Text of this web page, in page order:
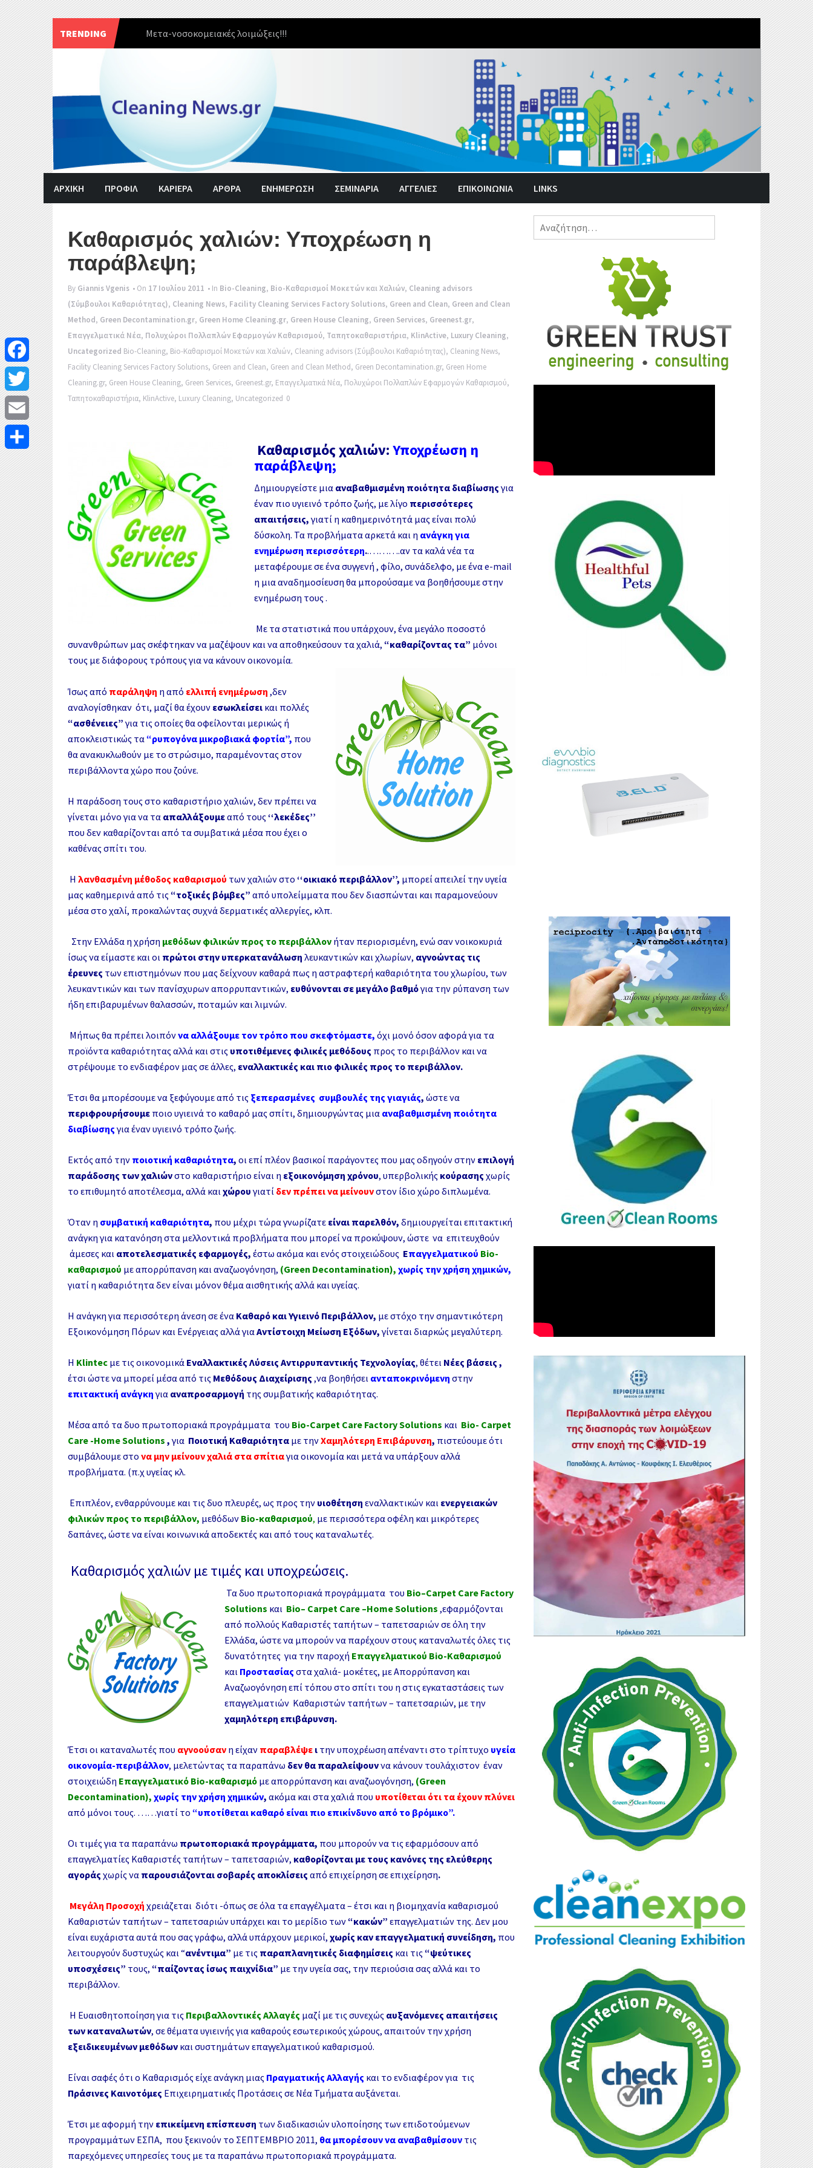
TRENDING
Πρωτοφανές κύμα έξαρσης του κορονοϊού στην ‘’μεταπανδημική’’ εποχή.
Skip
to
content
ΑΡΧΙΚΗ ΠΡΟΦΙΛ ΚΑΡΙΕΡΑ ΑΡΘΡΑ ΕΝΗΜΈΡΩΣΗ ΣΕΜΙΝΑΡΙΑ ΑΓΓΕΛΊΕΣ ΕΠΙΚΟΙΝΩΝΙΑ LINKS
Καθαρισμός χαλιών: Υποχρέωση η
παράβλεψη;
By Giannis Vgenis • On 17 Ιουλίου 2011 • In Bio-Cleaning, Bio-Καθαρισμοί Μοκετών και Χαλιών, Cleaning advisors
(Σύμβουλοι Καθαριότητας), Cleaning News, Facility Cleaning Services Factory Solutions, Green and Clean, Green and Clean
Method, Green Decontamination.gr, Green Home Cleaning.gr, Green House Cleaning, Green Services, Greenest.gr,
Επαγγελματικά Νέα, Πολυχώροι Πολλαπλών Εφαρμογών Καθαρισμού, Ταπητοκαθαριστήρια, KlinActive, Luxury Cleaning,
Uncategorized Bio-Cleaning, Bio-Καθαρισμοί Μοκετών και Χαλιών, Cleaning advisors (Σύμβουλοι Καθαριότητας), Cleaning News,
Facility Cleaning Services Factory Solutions, Green and Clean, Green and Clean Method, Green Decontamination.gr, Green Home
Cleaning.gr, Green House Cleaning, Green Services, Greenest.gr, Επαγγελματικά Νέα, Πολυχώροι Πολλαπλών Εφαρμογών Καθαρισμού,
Ταπητοκαθαριστήρια, KlinActive, Luxury Cleaning, Uncategorized 0
Καθαρισμός χαλιών:Υποχρέωση η
παράβλεψη;
Δημιουργείστε μια αναβαθμισμένη ποιότητα διαβίωσηςγια
έναν πιο υγιεινό τρόπο ζωής, με λίγο περισσότερες
απαιτήσεις,γιατί η καθημερινότητά μας είναι πολύ
δύσκολη. Τα προβλήματα αρκετά και η ανάγκη για
ενημέρωση περισσότερη..……….αν τα καλά νέα τα
μεταφέρουμε σε ένα συγγενή , φίλο, συνάδελφο, με ένα e-mail
η μια αναδημοσίευση θα μπορούσαμε να βοηθήσουμε στην
ενημέρωση τους .
Με τα στατιστικά που υπάρχουν, ένα μεγάλο ποσοστό
συνανθρώπων μας σκέφτηκαν να μαζέψουν και να αποθηκεύσουν τα χαλιά, “καθαρίζοντας τα” μόνοι
τους με διάφορους τρόπους για να κάνουν οικονομία.
Ίσως από παράληψη η από ελλιπή ενημέρωση ,δεν
αναλογίσθηκαν ότι, μαζί θα έχουν εσωκλείσει και πολλές
“ασθένειες”για τις οποίες θα οφείλονται μερικώς ή
αποκλειστικώς τα“ρυπογόνα μικροβιακά φορτία”, που
θα ανακυκλωθούν με το στρώσιμο, παραμένοντας στον
περιβάλλοντα χώρο που ζούνε.
Η παράδοση τους στο καθαριστήριο χαλιών, δεν πρέπει να
γίνεται μόνο για να τα απαλλάξουμεαπό τους‘‘λεκέδες’’
που δεν καθαρίζονται από τα συμβατικά μέσα που έχει ο
καθένας σπίτι του.
Η λανθασμένη μέθοδος καθαρισμού των χαλιών στο ‘‘οικιακό περιβάλλον’’, μπορεί απειλεί την υγεία
μας καθημερινά από τις“τοξικές βόμβες” από υπολείμματα που δεν διασπώνται και παραμονεύουν
μέσα στο χαλί, προκαλώντας συχνά δερματικές αλλεργίες, κλπ.
Στην Ελλάδα η χρήση μεθόδων φιλικών προς το περιβάλλον ήταν περιορισμένη, ενώ σαν νοικοκυριά
ίσως να είμαστε και οι πρώτοι στην υπερκατανάλωση λευκαντικών και χλωρίων, αγνοώντας τις
έρευνες των επιστημόνων που μας δείχνουν καθαρά πως η αστραφτερή καθαριότητα του χλωρίου, των
λευκαντικών και των πανίσχυρων απορρυπαντικών, ευθύνονται σε μεγάλο βαθμόγια την ρύπανση των
ήδη επιβαρυμένων θαλασσών, ποταμών και λιμνών.
Μήπως θα πρέπει λοιπόννα αλλάξουμε τον τρόπο που σκεφτόμαστε, όχι μονό όσον αφορά για τα
προϊόντα καθαριότητας αλλά και στις υποτιθέμενες φιλικές μεθόδους προς το περιβάλλον και να
στρέψουμε το ενδιαφέρον μας σε άλλες, εναλλακτικές και πιο φιλικές προς το περιβάλλον.
Έτσι θα μπορέσουμε να ξεφύγουμε από τις ξεπερασμένες συμβουλές της γιαγιάς, ώστε να
περιφρουρήσουμε ποιο υγιεινά το καθαρό μας σπίτι, δημιουργώντας μια αναβαθμισμένη ποιότητα
διαβίωσηςγια έναν υγιεινό τρόπο ζωής.
Εκτός από την ποιοτική καθαριότητα, οι επί πλέον βασικοί παράγοντες που μας οδηγούν στην επιλογή
παράδοσης των χαλιώνστο καθαριστήριο είναι η εξοικονόμηση χρόνου, υπερβολικήςκούρασης χωρίς
το επιθυμητό αποτέλεσμα, αλλά καιχώρουγιατί δεν πρέπει να μείνουνστον ίδιο χώρο διπλωμένα.
Όταν η συμβατική καθαριότητα, που μέχρι τώρα γνωρίζατε είναι παρελθόν, δημιουργείται επιτακτική
ανάγκη για κατανόηση στα μελλοντικά προβλήματα που μπορεί να προκύψουν, ώστε να επιτευχθούν
άμεσες και αποτελεσματικές εφαρμογές, έστω ακόμα και ενός στοιχειώδους Επαγγελματικού Βio-
καθαρισμού με απορρύπανση και αναζωογόνηση, (Green Decontamination), χωρίς την χρήση χημικών,
γιατί η καθαριότητα δεν είναι μόνον θέμα αισθητικής αλλά και υγείας.
Η ανάγκη για περισσότερη άνεση σε ένα Καθαρό και Υγιεινό Περιβάλλον, με στόχο την σημαντικότερη
Εξοικονόμηση Πόρων και Ενέργειας αλλά γιαΑντίστοιχη Μείωση Εξόδων,γίνεται διαρκώς μεγαλύτερη.
Η Klintec με τις οικονομικά Εναλλακτικές Λύσεις Αντιρρυπαντικής Τεχνολογίας, θέτει Νέες βάσεις ,
έτσι ώστε να μπορεί μέσα από τις Μεθόδους Διαχείρισης ,να βοηθήσει ανταποκρινόμενη στην
επιτακτική ανάγκηγια αναπροσαρμογή της συμβατικής καθαριότητας.
Μέσα από τα δυο πρωτοποριακά προγράμματα του Bio-Carpet Care Factory Solutions και Bio- Carpet
Care -Home Solutions ,για Ποιοτική Καθαριότητα με τηνΧαμηλότερη Επιβάρυνση, πιστεύουμε ότι
συμβάλουμε στο να μην μείνουν χαλιά στα σπίτιαγια οικονομία και μετά να υπάρξουν αλλά
προβλήματα. (π.χ υγείας κλ.
Επιπλέον, ενθαρρύνουμε και τις δυο πλευρές, ως προς την υιοθέτηση εναλλακτικών και ενεργειακών
φιλικών προς το περιβάλλον, μεθόδων Bio-καθαρισμού, με περισσότερα οφέλη και μικρότερες
δαπάνες, ώστε να είναι κοινωνικά αποδεκτές και από τους καταναλωτές.
Καθαρισμός χαλιών με τιμές και υποχρεώσεις.
Τα δυο πρωτοποριακά προγράμματα του Bio–Carpet Care Factory
Solutions και Bio– Carpet Care –HomeSolutions ,εφαρμόζονται
από πολλούς Καθαριστές ταπήτων – ταπετσαριών σε όλη την
Ελλάδα, ώστε να μπορούν να παρέχουν στους καταναλωτές όλες τις
δυνατότητες για την παροχή Επαγγελματικού Bio-Καθαρισμού
και Προστασίας στα χαλιά- μοκέτες, με Απορρύπανση και
Αναζωογόνηση επί τόπου στο σπίτι του η στις εγκαταστάσεις των
επαγγελματιών Καθαριστών ταπήτων – ταπετσαριών, με την
χαμηλότερη επιβάρυνση.
Έτσι οι καταναλωτές που αγνοούσαν η είχαν παραβλέψε ι την υποχρέωση απέναντι στο τρίπτυχο υγεία
οικονομία-περιβάλλον, μελετώντας τα παραπάνω δεν θα παραλείψουννα κάνουν τουλάχιστον έναν
στοιχειώδη Επαγγελματικό Βio-καθαρισμό με απορρύπανση και αναζωογόνηση, (Green
Decontamination), χωρίς την χρήση χημικών, ακόμα και στα χαλιά που υποτίθεται ότι τα έχουν πλύνει
από μόνοι τους. ……γιατί το “υποτίθεται καθαρό είναι πιο επικίνδυνο από το βρόμικο”.
Οι τιμές για τα παραπάνω πρωτοποριακά προγράμματα, που μπορούν να τις εφαρμόσουν από
επαγγελματίες Καθαριστές ταπήτων – ταπετσαριών, καθορίζονται με τους κανόνες της ελεύθερης
αγοράς χωρίς να παρουσιάζονται σοβαρές αποκλίσεις από επιχείρηση σε επιχείρηση.
Μεγάλη Προσοχή χρειάζεται διότι -όπως σε όλα τα επαγγέλματα – έτσι και η βιομηχανία καθαρισμού
Καθαριστών ταπήτων – ταπετσαριών υπάρχει και το μερίδιο των“κακών” επαγγελματιών της. Δεν μου
είναι ευχάριστα αυτά που σας γράφω, αλλά υπάρχουν μερικοί, χωρίς καν επαγγελματική συνείδηση, που
λειτουργούν δυστυχώς και “ανέντιμα” με τις παραπλανητικές διαφημίσεις και τις“ψεύτικες
υποσχέσεις” τους, “παίζοντας ίσως παιχνίδια” με την υγεία σας, την περιούσια σας αλλά και το
περιβάλλον.
Η Ευαισθητοποίηση για τις Περιβαλλοντικές Αλλαγές μαζί με τις συνεχώς αυξανόμενες απαιτήσεις
των καταναλωτών, σε θέματα υγιεινής για καθαρούς εσωτερικούς χώρους, απαιτούν την χρήση
εξειδικευμένων μεθόδων και συστημάτων επαγγελματικού καθαρισμού.
Είναι σαφές ότι ο Καθαρισμός είχε ανάγκη μιας Πραγματικής Αλλαγής και το ενδιαφέρον για τις
Πράσινες Καινοτόμες Επιχειρηματικές Προτάσεις σε Νέα Τμήματα αυξάνεται.
Έτσι με αφορμή την επικείμενη επίσπευση των διαδικασιών υλοποίησης των επιδοτούμενων
προγραμμάτων ΕΣΠΑ, που ξεκινούν το ΣΕΠΤΕΜΒΡΙΟ 2011, θα μπορέσουν να αναβαθμίσουν τις
παρεχόμενες υπηρεσίες τους με τα παραπάνω πρωτοποριακά προγράμματα.
Αναζήτηση
για:
F
a
c
e
b
o
o
k
T
w
i
t
t
e
r
E
m
a
i
l
Μ
ο
ι
ρ
α
σ
τ
ε
ί
τ
ε